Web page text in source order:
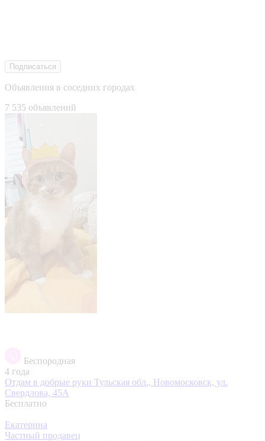
Подписаться
Объявления в соседних городах
7 535 объявлений
Беспородная
4 года
Отдам в добрые руки Тульская обл., Новомосковск, ул.
Свердлова, 45А
Бесплатно
Екатерина
Частный продавец